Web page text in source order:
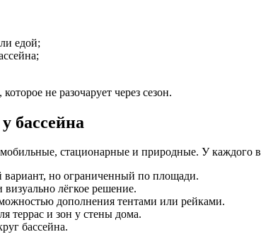
едой;
не разочарует через сезон.
бассейна
стационарные и природные. У каждого
но ограниченный по площади.
лёгкое решение.
дополнения тентами или рейками.
террас и зон у стены дома.
бассейна.